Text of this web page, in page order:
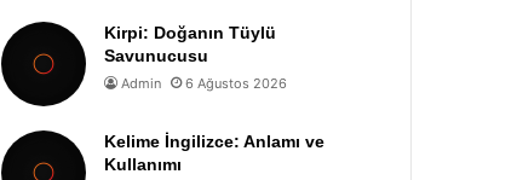
Kirpi: Doğanın Tüylü
Savunucusu
Admin 6 Ağustos 2026
Kelime İngilizce: Anlamı ve
Kullanımı